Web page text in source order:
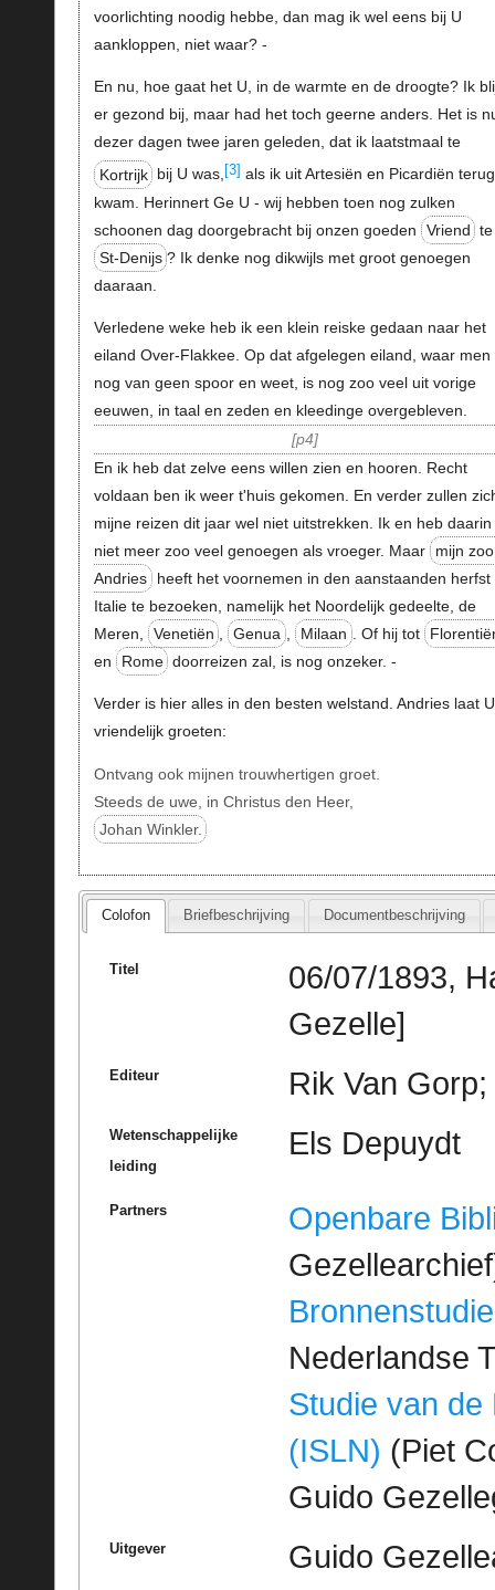
voorlichting noodig hebbe, dan mag ik wel eens bij U
aankloppen, niet waar? -
En nu, hoe gaat het U, in de warmte en de droogte? Ik
er gezond bij, maar had het toch geerne anders. Het is
dezer dagen twee jaren geleden, dat ik laatstmaal te
Kortrijk
bij U was, [3] als ik uit Artesiën en Picardiën terug
kwam. Herinnert Ge U - wij hebben toen nog zulken
schoonen dag doorgebracht bij onzen goeden
Vriend te
St-Denijs ? Ik denke nog dikwijls met groot genoegen
daaraan.
Verledene weke heb ik een klein reiske gedaan naar het
eiland Over-Flakkee. Op dat afgelegen eiland, waar men
nog van geen spoor en weet, is nog zoo veel uit vorige
eeuwen, in taal en zeden en kleedinge overgebleven.
p4
En ik heb dat zelve eens willen zien en hooren. Recht
voldaan ben ik weer t'huis gekomen. En verder zullen
mijne reizen dit jaar wel niet uitstrekken. Ik en heb daarin
niet meer zoo veel genoegen als vroeger. Maar
mijn
Andries heeft het voornemen in den aanstaanden herfst
Italie te bezoeken, namelijk het Noordelijk gedeelte, de
Meren,
Venetiën , Genua , Milaan . Of hij tot
en
Rome doorreizen zal, is nog onzeker. -
Verder is hier alles in den besten welstand. Andries laat U
vriendelijk groeten:
Ontvang ook mijnen trouwhertigen groet.
Steeds de uwe, in Christus den Heer,
Johan Winkler.
Colofon Briefbeschrijving Documentbeschrijving
Titel
06/07/1893,
Gezelle]
Editeur Rik Van
Wetenschappelijke
leiding
Els Depuydt
Partners
Openbare
Bronnenstudie
Nederlandse
Studie van de
(ISLN) (Piet
Guido
Uitgever Guido